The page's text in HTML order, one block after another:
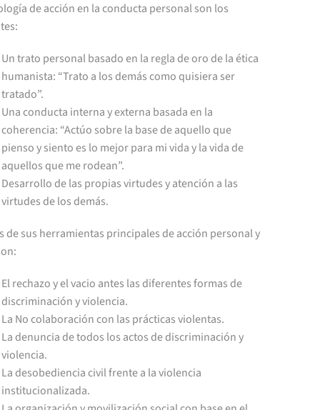
de acción en la conducta personal son los
Un trato personal basado en la regla de oro de la ética
humanista: “Trato a los demás como quisiera ser
tratado”.
Una conducta interna y externa basada en la
coherencia: “Actúo sobre la base de aquello que
pienso y siento es lo mejor para mi vida y la vida de
aquellos que me rodean”.
Desarrollo de las propias virtudes y atención a las
virtudes de los demás.
de sus herramientas principales de acción personal y
El rechazo y el vacio antes las diferentes formas de
discriminación y violencia.
La No colaboración con las prácticas violentas.
La denuncia de todos los actos de discriminación y
violencia.
La desobediencia civil frente a la violencia
institucionalizada.